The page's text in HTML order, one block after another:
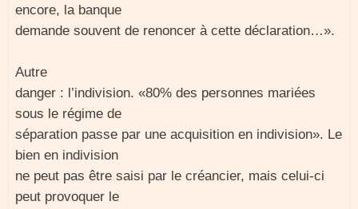
encore, la banque
demande souvent de renoncer à cette déclaration…».
Autre
danger : l’indivision. «80% des personnes mariées
sous le régime de
séparation passe par une acquisition en indivision». Le
bien en indivision
ne peut pas être saisi par le créancier, mais celui-ci
peut provoquer le